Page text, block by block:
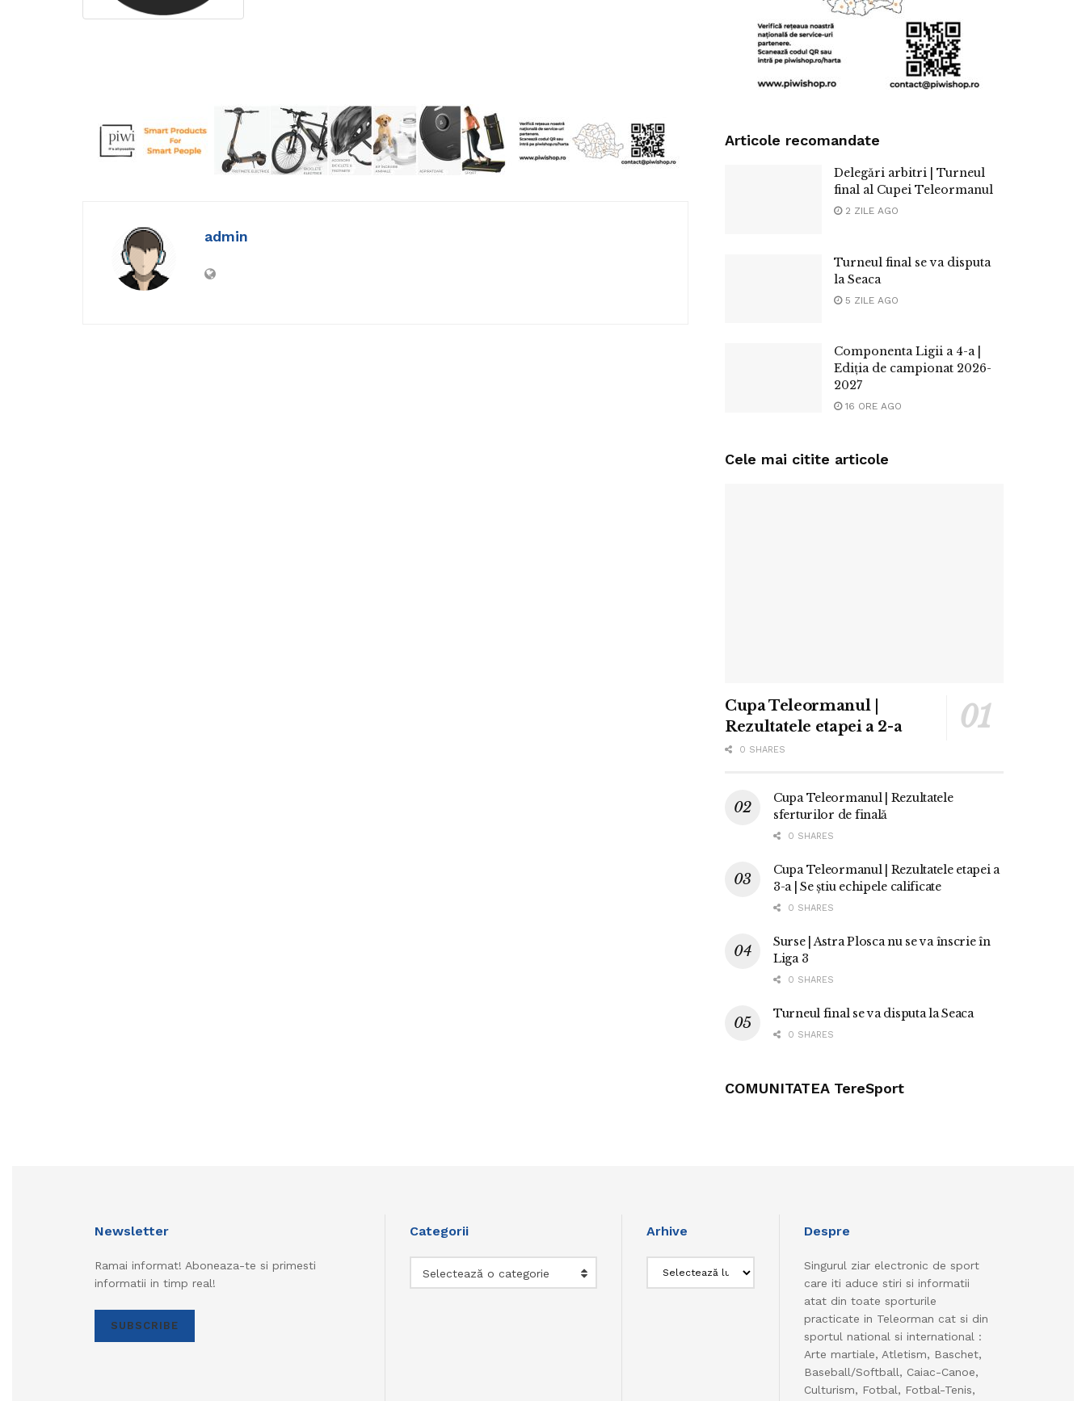
admin
Articole recomandate
Delegări arbitri | Turneul
final al Cupei Teleormanul
2 ZILE AGO
Turneul final se va disputa
la Seaca
5 ZILE AGO
Componenta Ligii a 4-a |
Ediția de campionat 2026-
2027
16 ORE AGO
Cele mai citite articole
Cupa Teleormanul |
Rezultatele etapei a 2-a
0 SHARES
Cupa Teleormanul | Rezultatele
sferturilor de finală
0 SHARES
Cupa Teleormanul | Rezultatele etapei a
3-a | Se știu echipele calificate
0 SHARES
Surse | Astra Plosca nu se va înscrie în
Liga 3
0 SHARES
Turneul final se va disputa la Seaca
0 SHARES
COMUNITATEA TereSport
Newsletter
Ramai informat! Aboneaza-te si primesti
informatii in timp real!
SUBSCRIBE
Categorii
Selectează o categorie
Arhive Despre
Singurul ziar electronic de sport
care iti aduce stiri si informatii
atat din toate sporturile
practicate in Teleorman cat si din
sportul national si international :
Arte martiale, Atletism, Baschet,
Baseball/Softball, Caiac-Canoe,
Culturism, Fotbal, Fotbal-Tenis,